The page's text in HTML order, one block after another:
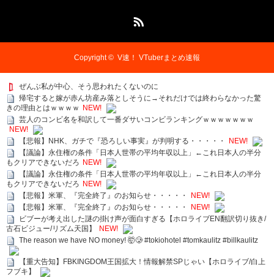
Copyright © V速！ VTuberまとめ速報
ぜんぶ私が中心、そう思われたくないのに
帰宅すると嫁が赤ん坊産み落としそうに→それだけでは終わらなかった驚
きの理由とはｗｗｗｗ
NEW!
芸人のコンビ名を和訳して一番ダサいコンビランキングｗｗｗｗｗｗｗ
NEW!
【悲報】NHK、ガチで『恐ろしい事実』が判明する・・・・・
NEW!
【議論】永住権の条件「日本人世帯の平均年収以上」←これ日本人の半分
もクリアできないだろ NEW!
【議論】永住権の条件「日本人世帯の平均年収以上」←これ日本人の半分
もクリアできないだろ NEW!
【悲報】米軍、『完全終了』のお知らせ・・・・・
NEW!
【悲報】米軍、『完全終了』のお知らせ・・・・・
NEW!
ビブーが考え出した謎の掛け声が面白すぎる【ホロライブEN翻訳切り抜き/
古石ビジュー/リズム天国】
NEW!
The reason we have NO money! 🤯🥲 #tokiohotel #tomkaulitz #billkaulitz
【重大告知】FBKINGDOM王国拡大！情報解禁SPじゃい【ホロライブ/白上
フブキ】